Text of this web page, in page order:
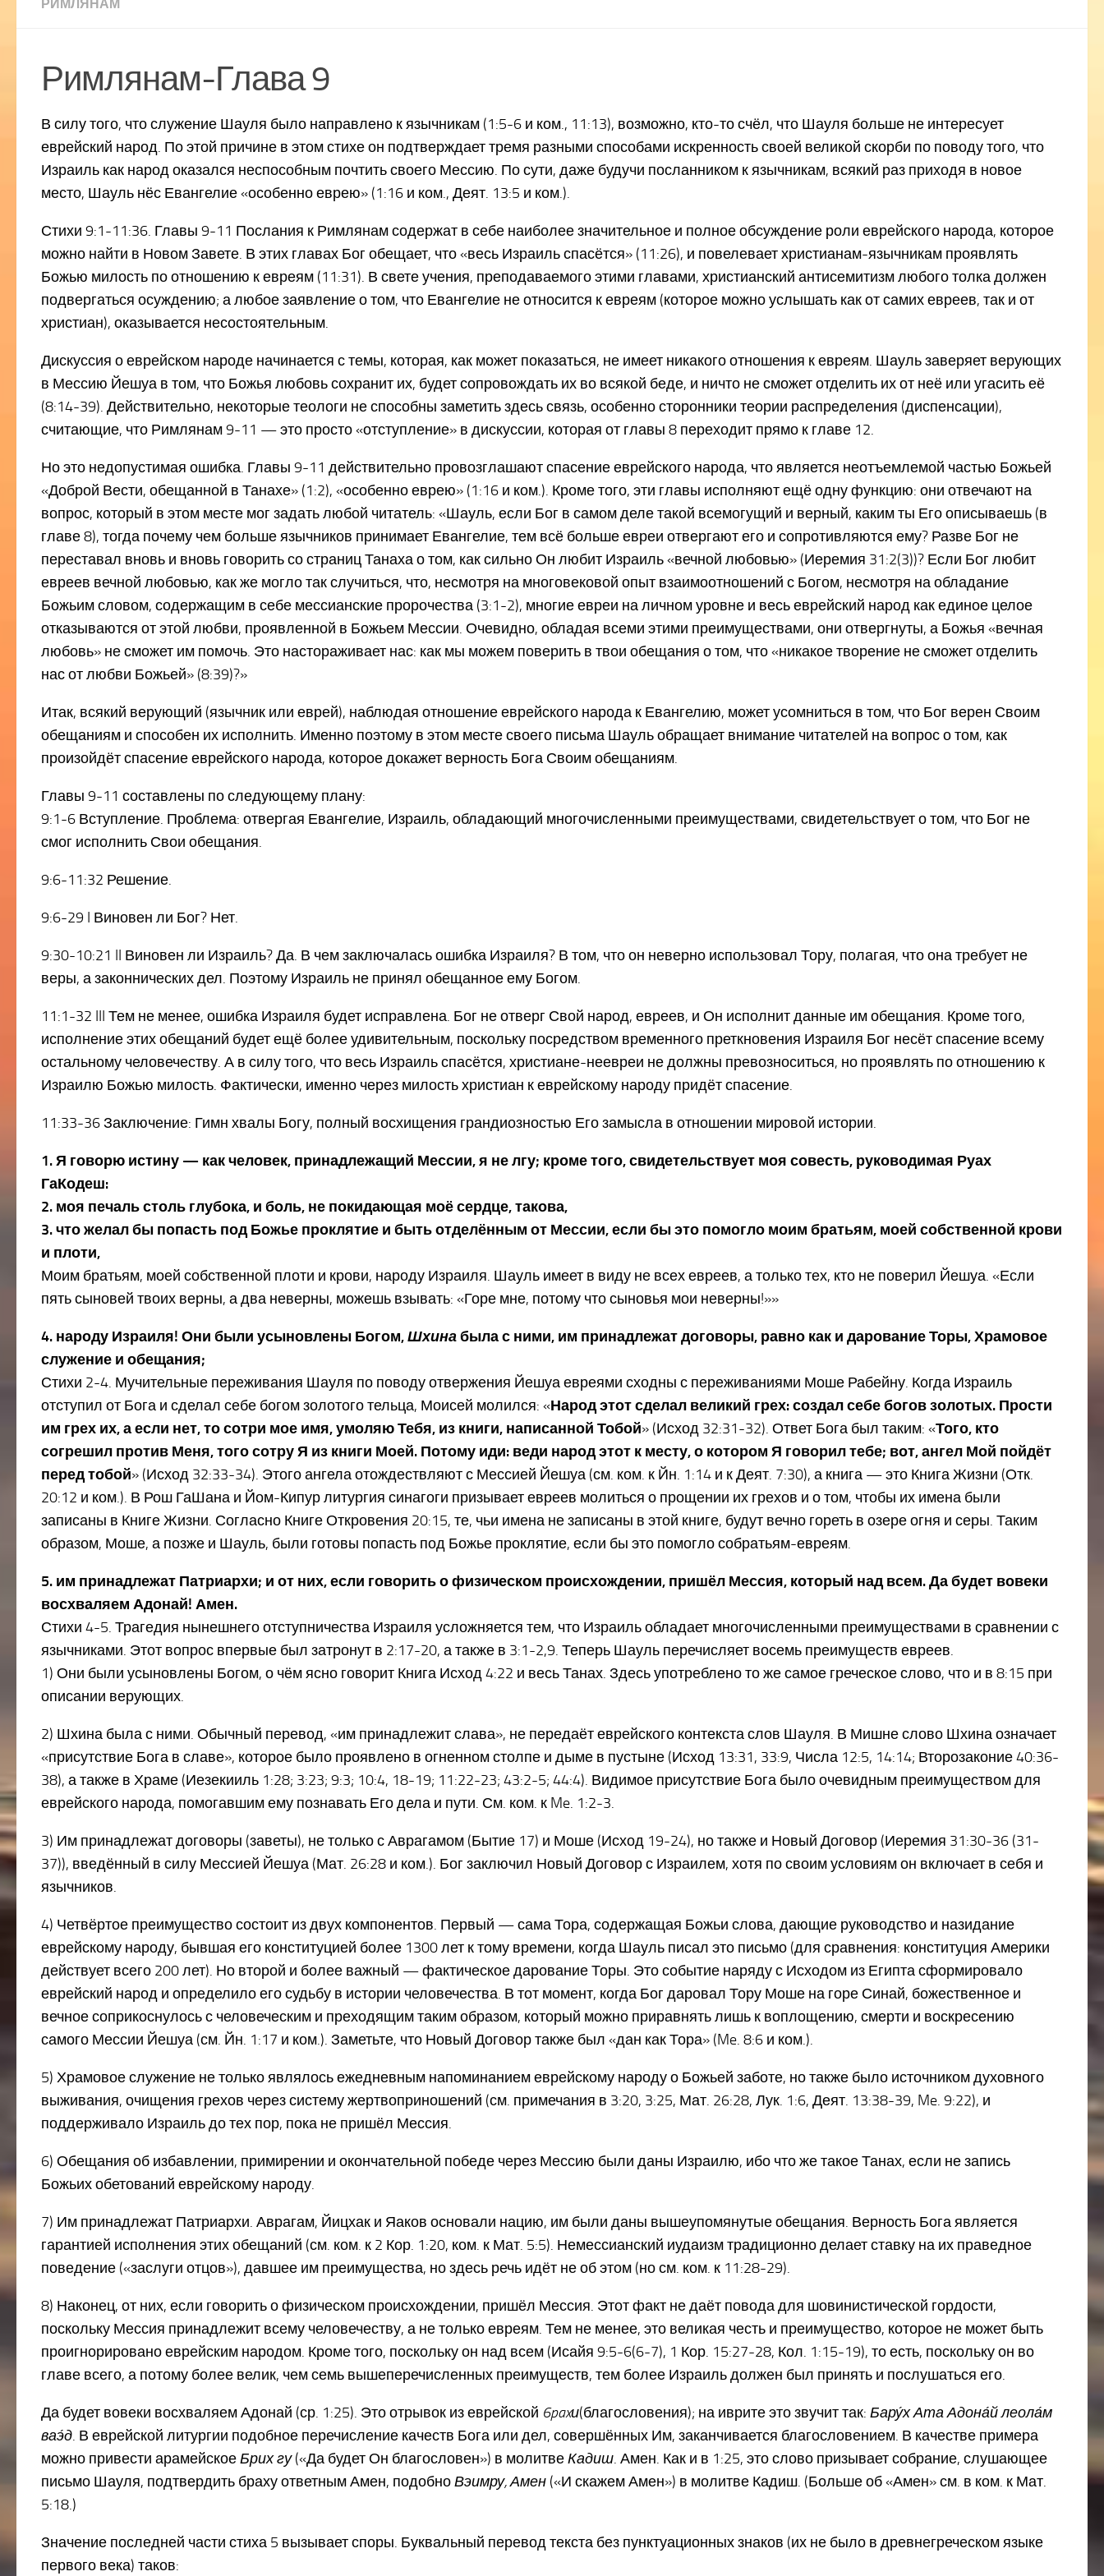
РИМЛЯНАМ
Римлянам-Глава 9
В силу того, что служение Шауля было направлено к язычникам (1:5-6 и ком., 11:13), возможно, кто-то счёл, что Шауля больше не интересует
еврейский народ. По этой причине в этом стихе он подтверждает тремя разными способами искренность своей великой скорби по поводу того, что
Израиль как народ оказался неспособным почтить своего Мессию. По сути, даже будучи посланником к язычникам, всякий раз приходя в новое
место, Шауль нёс Евангелие «особенно еврею» (1:16 и ком., Деят. 13:5 и ком.).
Стихи 9:1-11:36. Главы 9-11 Послания к Римлянам содержат в себе наиболее значительное и полное обсуждение роли еврейского народа, которое
можно найти в Новом Завете. В этих главах Бог обещает, что «весь Израиль спасётся» (11:26), и повелевает христианам-язычникам проявлять
Божью милость по отношению к евреям (11:31). В свете учения, преподаваемого этими главами, христианский антисемитизм любого толка должен
подвергаться осуждению; а любое заявление о том, что Евангелие не относится к евреям (которое можно услышать как от самих евреев, так и от
христиан), оказывается несостоятельным.
Дискуссия о еврейском народе начинается с темы, которая, как может показаться, не имеет никакого отношения к евреям. Шауль заверяет верующих
в Мессию Йешуа в том, что Божья любовь сохранит их, будет сопровождать их во всякой беде, и ничто не сможет отделить их от неё или угасить её
(8:14-39). Действительно, некоторые теологи не способны заметить здесь связь, особенно сторонники теории распределения (диспенсации),
считающие, что Римлянам 9-11 — это просто «отступление» в дискуссии, которая от главы 8 переходит прямо к главе 12.
Но это недопустимая ошибка. Главы 9-11 действительно провозглашают спасение еврейского народа, что является неотъемлемой частью Божьей
«Доброй Вести, обещанной в Танахе» (1:2), «особенно еврею» (1:16 и ком.). Кроме того, эти главы исполняют ещё одну функцию: они отвечают на
вопрос, который в этом месте мог задать любой читатель: «Шауль, если Бог в самом деле такой всемогущий и верный, каким ты Его описываешь (в
главе 8), тогда почему чем больше язычников принимает Евангелие, тем всё больше евреи отвергают его и сопротивляются ему? Разве Бог не
переставал вновь и вновь говорить со страниц Танаха о том, как сильно Он любит Израиль «вечной любовью» (Иеремия 31:2(3))? Если Бог любит
евреев вечной любовью, как же могло так случиться, что, несмотря на многовековой опыт взаимоотношений с Богом, несмотря на обладание
Божьим словом, содержащим в себе мессианские пророчества (3:1-2), многие евреи на личном уровне и весь еврейский народ как единое целое
отказываются от этой любви, проявленной в Божьем Мессии. Очевидно, обладая всеми этими преимуществами, они отвергнуты, а Божья «вечная
любовь» не сможет им помочь. Это настораживает нас: как мы можем поверить в твои обещания о том, что «никакое творение не сможет отделить
нас от любви Божьей» (8:39)?»
Итак, всякий верующий (язычник или еврей), наблюдая отношение еврейского народа к Евангелию, может усомниться в том, что Бог верен Своим
обещаниям и способен их исполнить. Именно поэтому в этом месте своего письма Шауль обращает внимание читателей на вопрос о том, как
произойдёт спасение еврейского народа, которое докажет верность Бога Своим обещаниям.
Главы 9-11 составлены по следующему плану:
9:1-6 Вступление. Проблема: отвергая Евангелие, Израиль, обладающий многочисленными преимуществами, свидетельствует о том, что Бог не
смог исполнить Свои обещания.
9:6-11:32 Решение.
9:6-29 I Виновен ли Бог? Нет.
9:30-10:21 II Виновен ли Израиль? Да. В чем заключалась ошибка Израиля? В том, что он неверно использовал Тору, полагая, что она требует не
веры, а законнических дел. Поэтому Израиль не принял обещанное ему Богом.
11:1-32 III Тем не менее, ошибка Израиля будет исправлена. Бог не отверг Свой народ, евреев, и Он исполнит данные им обещания. Кроме того,
исполнение этих обещаний будет ещё более удивительным, поскольку посредством временного преткновения Израиля Бог несёт спасение всему
остальному человечеству. А в силу того, что весь Израиль спасётся, христиане-неевреи не должны превозноситься, но проявлять по отношению к
Израилю Божью милость. Фактически, именно через милость христиан к еврейскому народу придёт спасение.
11:33-36 Заключение: Гимн хвалы Богу, полный восхищения грандиозностью Его замысла в отношении мировой истории.
1. Я говорю истину — как человек, принадлежащий Мессии, я не лгу; кроме того, свидетельствует моя совесть, руководимая Руах
ГаКодеш:
2. моя печаль столь глубока, и боль, не покидающая моё сердце, такова,
3. что желал бы попасть под Божье проклятие и быть отделённым от Мессии, если бы это помогло моим братьям, моей собственной крови
и плоти,
Моим братьям, моей собственной плоти и крови, народу Израиля. Шауль имеет в виду не всех евреев, а только тех, кто не поверил Йешуа. «Если
пять сыновей твоих верны, а два неверны, можешь взывать: «Горе мне, потому что сыновья мои неверны!»»
4. народу Израиля! Они были усыновлены Богом,Шхинабыла с ними, им принадлежат договоры, равно как и дарование Торы, Храмовое
служение и обещания;
Стихи 2-4. Мучительные переживания Шауля по поводу отвержения Йешуа евреями сходны с переживаниями Моше Рабейну. Когда Израиль
отступил от Бога и сделал себе богом золотого тельца, Моисей молился: «Народ этот сделал великий грех: создал себе богов золотых. Прости
им грех их, а если нет, то сотри мое имя, умоляю Тебя, из книги, написанной Тобой» (Исход 32:31-32). Ответ Бога был таким: «Того, кто
согрешил против Меня, того сотру Я из книги Моей. Потому иди: веди народ этот к месту, о котором Я говорил тебе; вот, ангел Мой пойдёт
перед тобой» (Исход 32:33-34). Этого ангела отождествляют с Мессией Йешуа (см. ком. к Йн. 1:14 и к Деят. 7:30), а книга — это Книга Жизни (Отк.
20:12 и ком.). В Рош ГаШана и Йом-Кипур литургия синагоги призывает евреев молиться о прощении их грехов и о том, чтобы их имена были
записаны в Книге Жизни. Согласно Книге Откровения 20:15, те, чьи имена не записаны в этой книге, будут вечно гореть в озере огня и серы. Таким
образом, Моше, а позже и Шауль, были готовы попасть под Божье проклятие, если бы это помогло собратьям-евреям.
5. им принадлежат Патриархи; и от них, если говорить о физическом происхождении, пришёл Мессия, который над всем. Да будет вовеки
восхваляем Адонай! Амен.
Стихи 4-5. Трагедия нынешнего отступничества Израиля усложняется тем, что Израиль обладает многочисленными преимуществами в сравнении с
язычниками. Этот вопрос впервые был затронут в 2:17-20, а также в 3:1-2,9. Теперь Шауль перечисляет восемь преимуществ евреев.
1) Они были усыновлены Богом, о чём ясно говорит Книга Исход 4:22 и весь Танах. Здесь употреблено то же самое греческое слово, что и в 8:15 при
описании верующих.
2) Шхина была с ними. Обычный перевод, «им принадлежит слава», не передаёт еврейского контекста слов Шауля. В Мишне слово Шхина означает
«присутствие Бога в славе», которое было проявлено в огненном столпе и дыме в пустыне (Исход 13:31, 33:9, Числа 12:5, 14:14; Второзаконие 40:36-
38), а также в Храме (Иезекииль 1:28; 3:23; 9:3; 10:4, 18-19; 11:22-23; 43:2-5; 44:4). Видимое присутствие Бога было очевидным преимуществом для
еврейского народа, помогавшим ему познавать Его дела и пути. См. ком. к Me. 1:2-3.
3) Им принадлежат договоры (заветы), не только с Аврагамом (Бытие 17) и Моше (Исход 19-24), но также и Новый Договор (Иеремия 31:30-36 (31-
37)), введённый в силу Мессией Йешуа (Мат. 26:28 и ком.). Бог заключил Новый Договор с Израилем, хотя по своим условиям он включает в себя и
язычников.
4) Четвёртое преимущество состоит из двух компонентов. Первый — сама Тора, содержащая Божьи слова, дающие руководство и назидание
еврейскому народу, бывшая его конституцией более 1300 лет к тому времени, когда Шауль писал это письмо (для сравнения: конституция Америки
действует всего 200 лет). Но второй и более важный — фактическое дарование Торы. Это событие наряду с Исходом из Египта сформировало
еврейский народ и определило его судьбу в истории человечества. В тот момент, когда Бог даровал Тору Моше на горе Синай, божественное и
вечное соприкоснулось с человеческим и преходящим таким образом, который можно приравнять лишь к воплощению, смерти и воскресению
самого Мессии Йешуа (см. Йн. 1:17 и ком.). Заметьте, что Новый Договор также был «дан как Тора» (Me. 8:6 и ком.).
5) Храмовое служение не только являлось ежедневным напоминанием еврейскому народу о Божьей заботе, но также было источником духовного
выживания, очищения грехов через систему жертвоприношений (см. примечания в 3:20, 3:25, Мат. 26:28, Лук. 1:6, Деят. 13:38-39, Me. 9:22), и
поддерживало Израиль до тех пор, пока не пришёл Мессия.
6) Обещания об избавлении, примирении и окончательной победе через Мессию были даны Израилю, ибо что же такое Танах, если не запись
Божьих обетований еврейскому народу.
7) Им принадлежат Патриархи. Аврагам, Йицхак и Яаков основали нацию, им были даны вышеупомянутые обещания. Верность Бога является
гарантией исполнения этих обещаний (см. ком. к 2 Кор. 1:20, ком. к Мат. 5:5). Немессианский иудаизм традиционно делает ставку на их праведное
поведение («заслуги отцов»), давшее им преимущества, но здесь речь идёт не об этом (но см. ком. к 11:28-29).
8) Наконец, от них, если говорить о физическом происхождении, пришёл Мессия. Этот факт не даёт повода для шовинистической гордости,
поскольку Мессия принадлежит всему человечеству, а не только евреям. Тем не менее, это великая честь и преимущество, которое не может быть
проигнорировано еврейским народом. Кроме того, поскольку он над всем (Исайя 9:5-6(6-7), 1 Кор. 15:27-28, Кол. 1:15-19), то есть, поскольку он во
главе всего, а потому более велик, чем семь вышеперечисленных преимуществ, тем более Израиль должен был принять и послушаться его.
Да будет вовеки восхваляем Адонай (ср. 1:25). Это отрывок из еврейской 6paxи(благословения); на иврите это звучит так: Бару́х Ата Адона́й леола́м
ваэ́д. В еврейской литургии подобное перечисление качеств Бога или дел, совершённых Им, заканчивается благословением. В качестве примера
можно привести арамейскоеБрих гу(«Да будет Он благословен») в молитвеКадиш. Амен. Как и в 1:25, это слово призывает собрание, слушающее
письмо Шауля, подтвердить браху ответным Амен, подобноВэимру, Амен («И скажем Амен») в молитве Кадиш. (Больше об «Амен» см. в ком. к Мат.
5:18.)
Значение последней части стиха 5 вызывает споры. Буквальный перевод текста без пунктуационных знаков (их не было в древнегреческом языке
первого века) таков: